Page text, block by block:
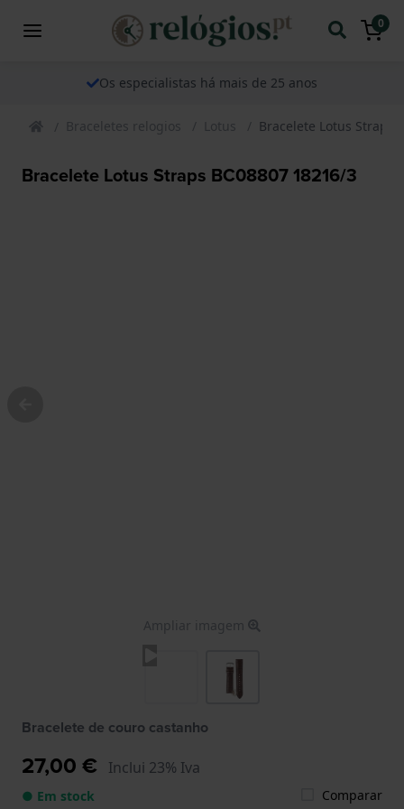
0
Os especialistas há mais de 25 anos
Braceletes relogios Lotus Bracelete Lotus Straps
Bracelete Lotus Straps BC08807 18216/3
Ampliar imagem
Bracelete de couro castanho
27,00 € Inclui 23% Iva
● Em stock Comparar